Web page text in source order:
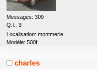
Messages: 309
Q.I.: 3
Localisation: montmerle
Modèle: 500f
charles